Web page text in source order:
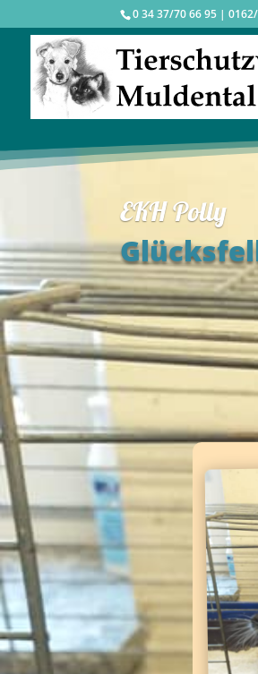
0 34 37/70 66 95 |
EKH Polly